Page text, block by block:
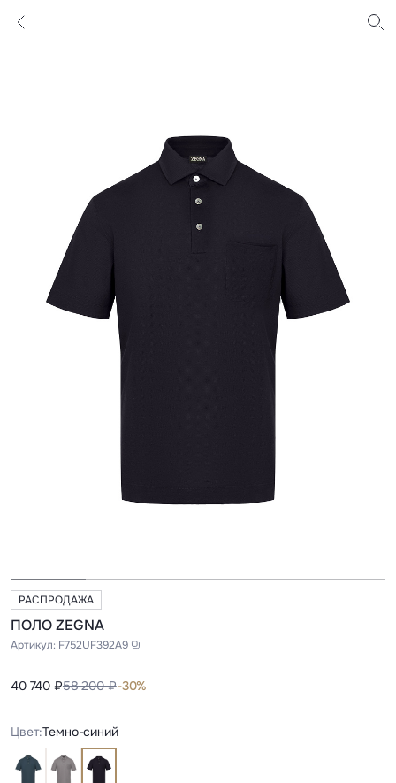
РАСПРОДАЖА
ПОЛО ZEGNA
Артикул: F752UF392A9
40 740 ₽58 200 ₽-30%
Цвет:Темно-синий